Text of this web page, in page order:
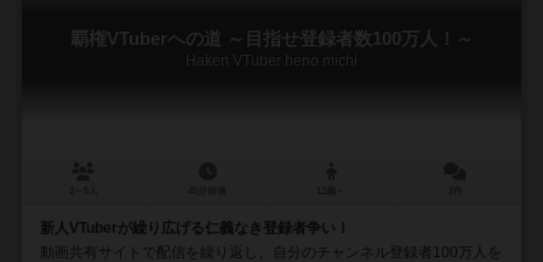
覇権VTuberへの道 ～目指せ登録者数100万人！～
Haken VTuber heno michi
新人VTuberが繰り広げる仁義なき登録者争い！
動画共有サイトで配信を繰り返し、自分のチャンネル登録者100万人を